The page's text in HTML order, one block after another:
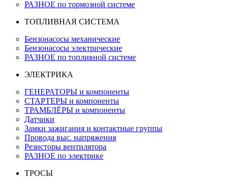
РАЗНОЕ по тормозной системе
ТОПЛИВНАЯ СИСТЕМА
Бензонасосы механические
Бензонасосы электрические
РАЗНОЕ по топливной системе
ЭЛЕКТРИКА
ГЕНЕРАТОРЫ и компоненты
СТАРТЕРЫ и компоненты
ТРАМБЛЁРЫ и компоненты
Датчики
Замки зажигания и контактные группы
Провода выс. напряжения
Резисторы вентилятора
РАЗНОЕ по электрике
ТРОСЫ